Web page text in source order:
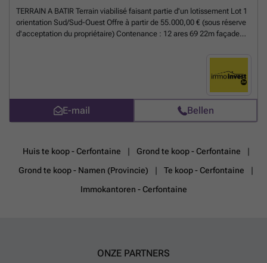
TERRAIN A BATIR Terrain viabilisé faisant partie d'un lotissement Lot 1
orientation Sud/Sud-Ouest Offre à partir de 55.000,00 € (sous réserve
d'acceptation du propriétaire) Contenance : 12 ares 69 22m façade
E-mail Bellen
Huis te koop - Cerfontaine
Grond te koop - Cerfontaine
Grond te koop - Namen (Provincie)
Te koop - Cerfontaine
Immokantoren - Cerfontaine
ONZE PARTNERS